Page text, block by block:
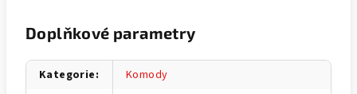
Doplňkové parametry
Kategorie: Komody